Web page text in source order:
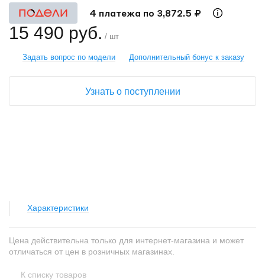
Характеристики
4 платежа по 3,872.5 ₽
15 490 руб. / шт
Задать вопрос по модели Дополнительный бонус к заказу
Узнать о поступлении
Цена действительна только для интернет-магазина и может
отличаться от цен в розничных магазинах.
К списку товаров